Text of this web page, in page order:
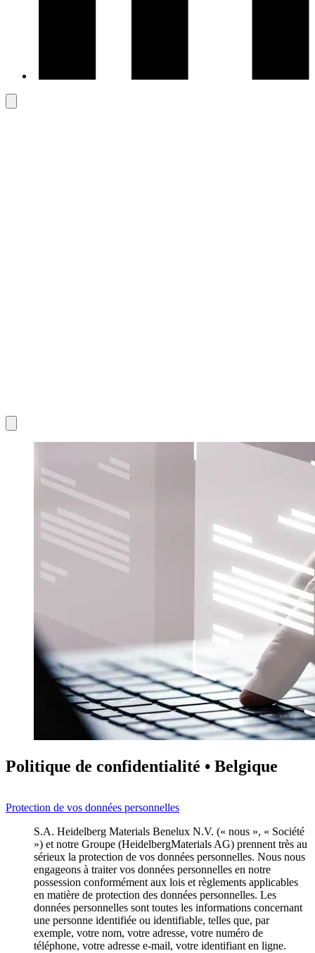
Politique de confidentialité • Belgique
Protection de vos données personnelles
S.A. Heidelberg Materials Benelux N.V. (« nous », « Société
») et notre Groupe (HeidelbergMaterials AG) prennent très au
sérieux la protection de vos données personnelles. Nous nous
engageons à traiter vos données personnelles en notre
possession conformément aux lois et règlements applicables
en matière de protection des données personnelles. Les
données personnelles sont toutes les informations concernant
une personne identifiée ou identifiable, telles que, par
exemple, votre nom, votre adresse, votre numéro de
téléphone, votre adresse e-mail, votre identifiant en ligne.